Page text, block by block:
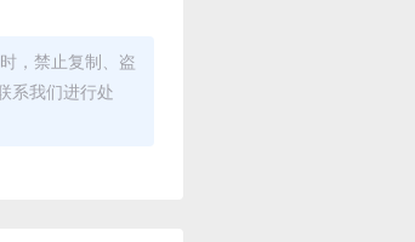
，禁止复制、盗
系我们进行处